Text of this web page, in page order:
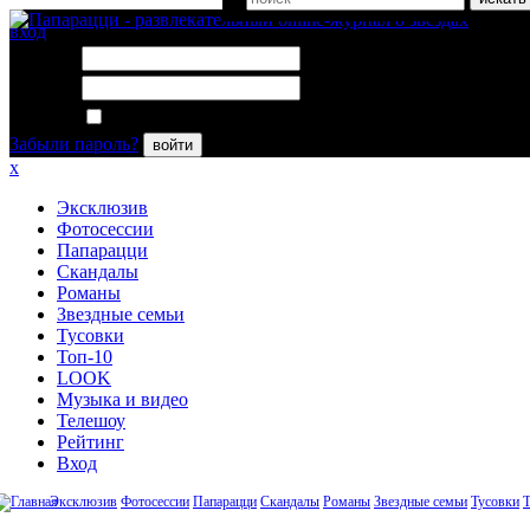
вход
Забыли пароль?
войти
x
Эксклюзив
Фотосессии
Папарацци
Скандалы
Романы
Звездные семьи
Тусовки
Топ-10
LOOK
Музыка и видео
Телешоу
Рейтинг
Вход
Эксклюзив Фотосессии Папарацци Скандалы Романы Звездные семьи Тусовки